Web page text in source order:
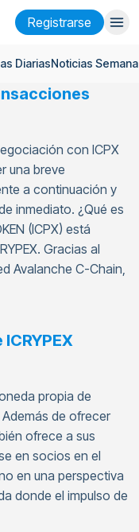
Registrarse
Registrarse
DiariasNoticias
con ICPX
una breve
a continuación y
inmediato. ¿Qué es
(ICPX) está
Gracias al
Avalanche C-Chain,
propia de
Además de ofrecer
ofrece a sus
en socios en el
en una perspectiva
donde el impulso de